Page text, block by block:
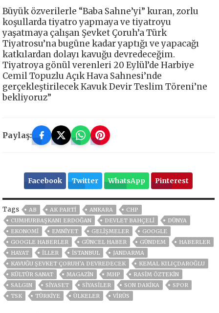
Büyük özverilerle “Baba Sahne’yi” kuran, zorlu
koşullarda tiyatro yapmaya ve tiyatroyu
yaşatmaya çalışan Şevket Çoruh’a Türk
Tiyatrosu’na bugüne kadar yaptığı ve yapacağı
katkılardan dolayı kavuğu devredeceğim.
Tiyatroya gönül verenleri 20 Eylül’de Harbiye
Cemil Topuzlu Açık Hava Sahnesi’nde
gerçekleştirilecek Kavuk Devir Teslim Töreni’ne
bekliyoruz”
Paylaş:
Facebook Twitter WhatsApp Pinterest
Tags AB AK PARTİ ANKARA
CHP
CUMHURBAŞKANI ERDOĞAN
DEVLET BAHÇELİ
DÜNYA
EKONOMİ
EMNİYET GELIŞMELER
GOOGLE
GOOGLE HABERLER
GÜNCEL HABER GÜNDEM
HABERLER
HAYAT
İLLER ISTANBUL
JANDARMA
KAVUĞU ŞEVKET ÇORUH’A DEVREDECEK
KEMAL KILIÇDAROĞLU
KÜLTÜR SANAT
MAGAZİN MHP
RASIM ÖZTEKIN
SALGIN
SİYASET SİYASİLER SON DAKIKA
SPOR
TSK
TÜRKİYE ÜLKELER VIRÜS